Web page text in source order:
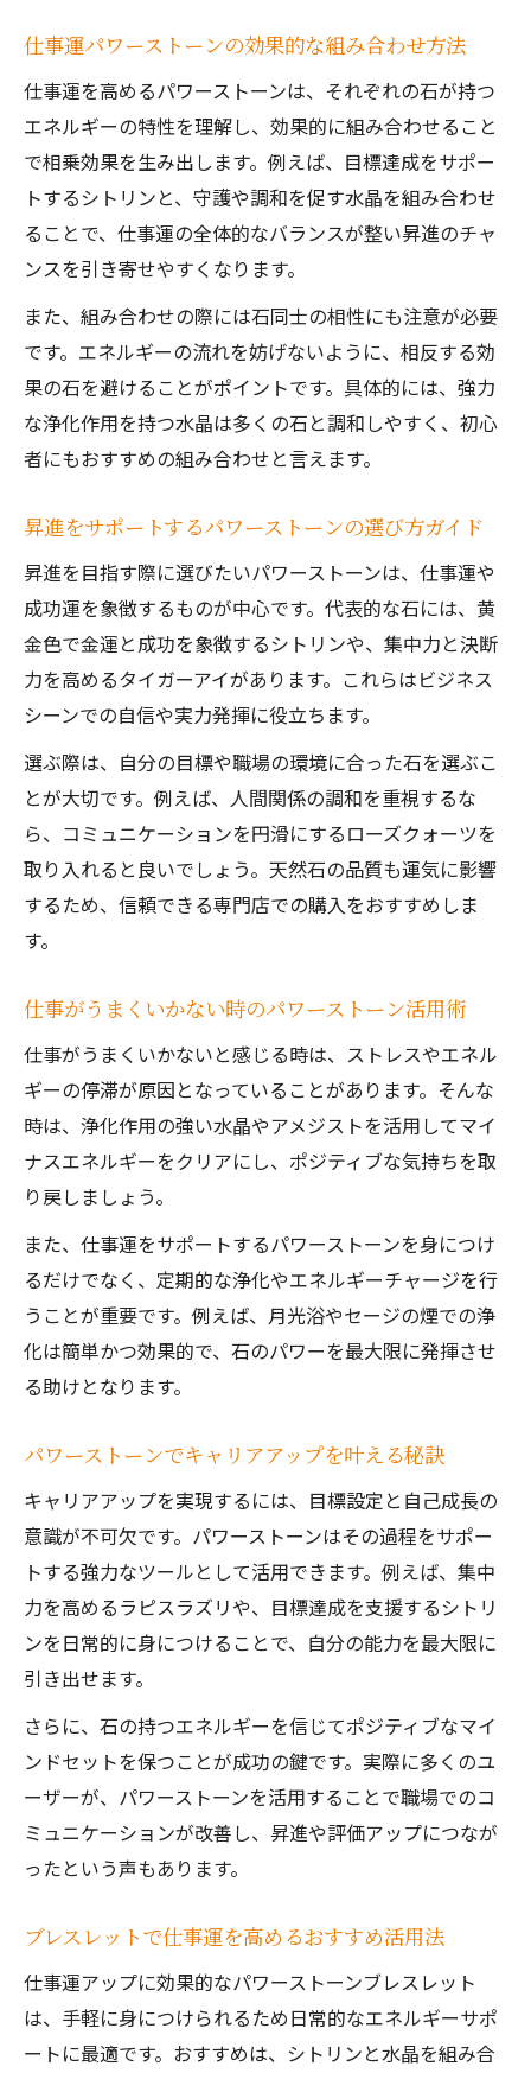
仕事運パワーストーンの効果的な組み合わせ方法
仕事運を高めるパワーストーンは、それぞれの石が持つ
エネルギーの特性を理解し、効果的に組み合わせること
で相乗効果を生み出します。例えば、目標達成をサポー
トするシトリンと、守護や調和を促す水晶を組み合わせ
ることで、仕事運の全体的なバランスが整い昇進のチャ
ンスを引き寄せやすくなります。
また、組み合わせの際には石同士の相性にも注意が必要
です。エネルギーの流れを妨げないように、相反する効
果の石を避けることがポイントです。具体的には、強力
な浄化作用を持つ水晶は多くの石と調和しやすく、初心
者にもおすすめの組み合わせと言えます。
昇進をサポートするパワーストーンの選び方ガイド
昇進を目指す際に選びたいパワーストーンは、仕事運や
成功運を象徴するものが中心です。代表的な石には、黄
金色で金運と成功を象徴するシトリンや、集中力と決断
力を高めるタイガーアイがあります。これらはビジネス
シーンでの自信や実力発揮に役立ちます。
選ぶ際は、自分の目標や職場の環境に合った石を選ぶこ
とが大切です。例えば、人間関係の調和を重視するな
ら、コミュニケーションを円滑にするローズクォーツを
取り入れると良いでしょう。天然石の品質も運気に影響
するため、信頼できる専門店での購入をおすすめしま
す。
仕事がうまくいかない時のパワーストーン活用術
仕事がうまくいかないと感じる時は、ストレスやエネル
ギーの停滞が原因となっていることがあります。そんな
時は、浄化作用の強い水晶やアメジストを活用してマイ
ナスエネルギーをクリアにし、ポジティブな気持ちを取
り戻しましょう。
また、仕事運をサポートするパワーストーンを身につけ
るだけでなく、定期的な浄化やエネルギーチャージを行
うことが重要です。例えば、月光浴やセージの煙での浄
化は簡単かつ効果的で、石のパワーを最大限に発揮させ
る助けとなります。
パワーストーンでキャリアアップを叶える秘訣
キャリアアップを実現するには、目標設定と自己成長の
意識が不可欠です。パワーストーンはその過程をサポー
トする強力なツールとして活用できます。例えば、集中
力を高めるラピスラズリや、目標達成を支援するシトリ
ンを日常的に身につけることで、自分の能力を最大限に
引き出せます。
さらに、石の持つエネルギーを信じてポジティブなマイ
ンドセットを保つことが成功の鍵です。実際に多くのユ
ーザーが、パワーストーンを活用することで職場でのコ
ミュニケーションが改善し、昇進や評価アップにつなが
ったという声もあります。
ブレスレットで仕事運を高めるおすすめ活用法
仕事運アップに効果的なパワーストーンブレスレット
は、手軽に身につけられるため日常的なエネルギーサポ
ートに最適です。おすすめは、シトリンと水晶を組み合